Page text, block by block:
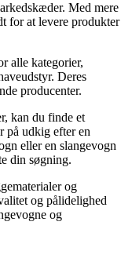
Med mere
for at levere produkter
alle kategorier,
Deres
producenter.
kan du finde et
på udkig efter en
eller en slangevogn
din søgning.
og
og pålidelighed
og